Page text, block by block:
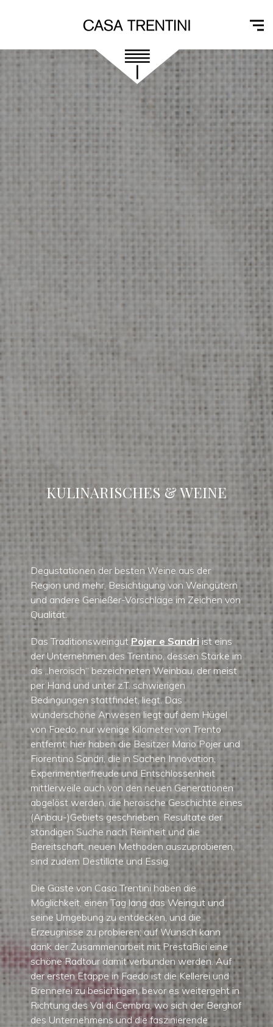
KULINARISCHES & WEINE
Degustationen der besten Weine aus der
Region und mehr, Besichtigung von Weingütern
und andere Genießer-Vorschläge im Zeichen von
Qualität.
Das TraditionsweingutPojer e Sandri ist eins
der Unternehmen des Trentino, dessen Stärke im
als „heroisch“ bezeichneten Weinbau, der meist
per Hand und unter z.T. schwierigen
Bedingungen stattfindet, liegt. Das
wunderschöne Anwesen liegt auf dem Hügel
von Faedo, nur wenige Kilometer von Trento
entfernt: hier haben die Besitzer Mario Pojer und
Fiorentino Sandri, die in Sachen Innovation,
Experimentierfreude und Entschlossenheit
mittlerweile auch von den neuen Generationen
abgelöst werden, die heroische Geschichte eines
(Anbau-)Gebiets geschrieben. Resultate der
ständigen Suche nach Reinheit und die
Bereitschaft, neuen Methoden auszuprobieren,
sind zudem Destillate und Essig.
Die Gäste von Casa Trentini haben die
Möglichkeit, einen Tag lang das Weingut und
seine Umgebung zu entdecken, und die
Erzeugnisse zu probieren; auf Wunsch kann
dank der Zusammenarbeit mit PrestaBici eine
schöne Radtour damit verbunden werden. Auf
der ersten Etappe in Faedo ist die Kellerei und
Brennerei zu besichtigen, bevor es weitergeht in
Richtung des Val di Cembra, wo sich der Berghof
des Unternehmens und die faszinierende